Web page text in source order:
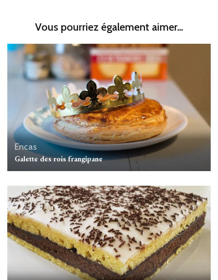
Vous pourriez également aimer...
Encas
Galette des rois frangipane